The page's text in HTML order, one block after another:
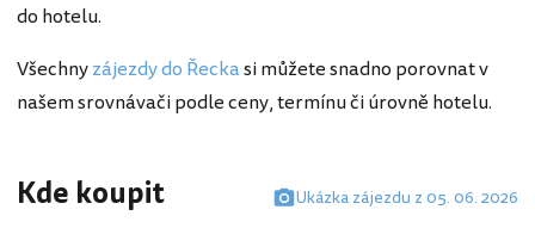
do hotelu.
Všechnyzájezdy do Řeckasi můžete snadno porovnat v
našem srovnávači podle ceny, termínu či úrovně hotelu.
Kde koupit Ukázka zájezdu z 05. 06. 2026